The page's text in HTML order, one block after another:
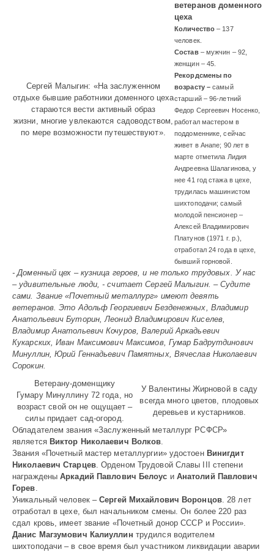
Сергей Малыгин: «На заслуженном
отдыхе бывшие работники доменного цеха
стараются вести активный образ
жизни, многие увлекаются садоводством,
по мере возможности путешествуют».
ветеранов доменного
цеха
Количество– 137
человек.
Состав – мужчин – 92,
женщин – 45.
Рекордсмены по
возрасту – самый
старший – 96-летний
Федор Сергеевич Носенко,
работал мастером в
поддоменнике, сейчас
живет в Анапе; 90 лет в
марте отметила Лидия
Андреевна Шалагинова, у
нее 41 год стажа в цехе,
трудилась машинистом
шихтоподачи; самый
молодой пенсионер –
Алексей Владимирович
Платунов (1971 г. р.),
отработал 24 года в цехе,
бывший горновой.
- Доменный цех – кузница героев, и не только трудовых. У нас
– удивительные люди, - считает Сергей Малыгин. – Судите
сами. Звание «Почетный металлург» имеют девять
ветеранов. Это Адольф Георгиевич Безденежных, Владимир
Анатольевич Буторин, Леонид Владимирович Киселев,
Владимир Анатольевич Кочуров, Валерий Аркадьевич
Кукарских, Иван Максимович Максимов, Гумар Бадрутдинович
Минуллин, Юрий Геннадьевич Памятных, Вячеслав Николаевич
Сорокин.
Ветерану-доменщику
Гумару Минуллину 72 года, но
возраст свой он не ощущает –
силы придает сад-огород.
У Валентины Жирновой в саду
всегда много цветов, плодовых
деревьев и кустарников.
Обладателем звания «Заслуженный металлург РСФСР»
является Виктор Николаевич Волков
Звания «Почетный мастер металлургии» удостоен Винигдит
Николаевич Старцев. Орденом Трудовой Славы III степени
награжденыАркадий Павлович Белоус и Анатолий Павлович
Горев
Уникальный человек –Сергей Михайлович Воронцов. 28 лет
отработал в цехе, был начальником смены. Он более 220 раз
сдал кровь, имеет звание «Почетный донор СССР и России».
Данис Магзумович Калиуллин трудился водителем
шихтоподачи – в свое время был участником ликвидации аварии